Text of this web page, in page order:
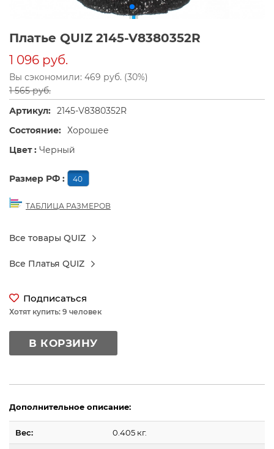
Платье QUIZ 2145-V8380352R
1 096 руб.
Вы сэкономили: 469 руб. (30%)
1 565 руб.
Артикул: 2145-V8380352R
Состояние: Хорошее
Цвет : Черный
Размер РФ : 40
ТАБЛИЦА РАЗМЕРОВ
Все товары QUIZ
Все Платья QUIZ
Подписаться
Хотят купить: 9 человек
В КОРЗИНУ
Дополнительное описание:
Вес: 0.405 кг.